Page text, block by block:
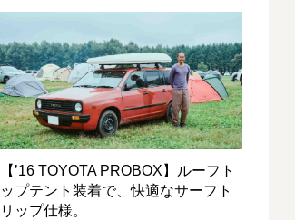
【’16 TOYOTA PROBOX】ルーフト
ップテント装着で、快適なサーフト
リップ仕様。